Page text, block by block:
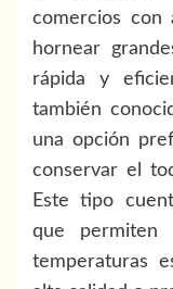
comercios con
hornear
rápida y
también
una opción
conservar el
Este tipo
que permiten
temperaturas